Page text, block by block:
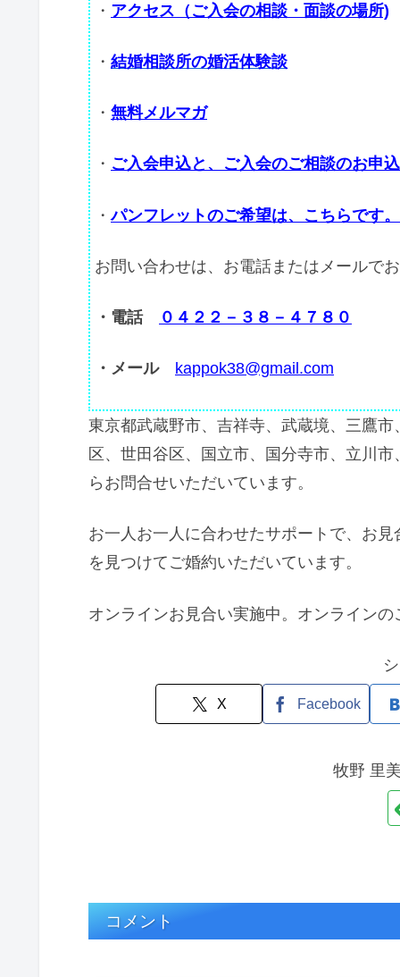
・ アクセス（ご入会の相談・面談の場所)
・ 結婚相談所の婚活体験談
・ 無料メルマガ
・ ご入会申込と、ご入会のご相談のお申
・パンフレットのご希望は、こちらです。
お問い合わせは、お電話またはメールで
・電話 ０４２２－３８－４７８０
・メール kappok38@gmail.com
東京都武蔵野市、吉祥寺、武蔵境、三鷹
区、世田谷区、国立市、国分寺市、立川
らお問合せいただいています。
お一人お一人に合わせたサポートで、お
を見つけてご婚約いただいています。
オンラインお見合い実施中。オンライン
X Facebook
牧野 里
コメント